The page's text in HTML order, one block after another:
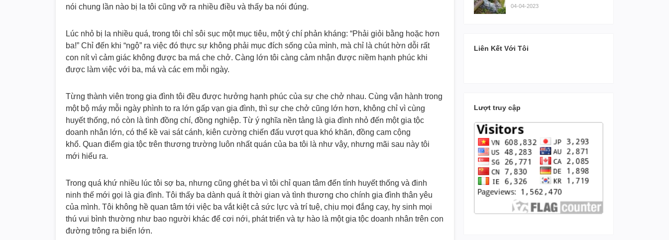
nói chung lần nào bị la tôi cũng vỡ ra nhiều điều và thấy ba nói đúng.
Lúc nhỏ bị la nhiều quá, trong tôi chỉ sôi sục một mục tiêu, một ý chí phản kháng: “Phải giỏi bằng hoặc hơn
ba!” Chỉ đến khi “ngộ” ra việc đó thực sự không phải mục đích sống của mình, mà chỉ là chút hờn dỗi rất
con nít vì cảm giác không được ba má che chở. Càng lớn tôi càng cảm nhận được niềm hạnh phúc khi
được làm việc với ba, má và các em mỗi ngày.
Từng thành viên trong gia đình tôi đều được hưởng hạnh phúc của sự che chở nhau. Cùng vận hành trong
một bộ máy mỗi ngày phình to ra lớn gấp vạn gia đình, thì sự che chở cũng lớn hơn, không chỉ vì cùng
huyết thống, nó còn là tình đồng chí, đồng nghiệp. Từ ý nghĩa nền tảng là gia đình nhỏ đến một gia tộc
doanh nhân lớn, có thể kề vai sát cánh, kiên cường chiến đấu vượt qua khó khăn, đồng cam cộng
khổ. Quan điểm gia tộc trên thương trường luôn nhất quán của ba tôi là như vậy, nhưng mãi sau này tôi
mới hiểu ra.
Trong quá khứ nhiều lúc tôi sợ ba, nhưng cũng ghét ba vì tôi chỉ quan tâm đến tính huyết thống và đinh
ninh thế mới gọi là gia đình. Tôi thấy ba dành quá ít thời gian và tình thương cho chính gia đình thân yêu
của mình. Tôi không hề quan tâm tới việc ba vắt kiệt cả sức lực và trí tuệ, chịu mọi đắng cay, hy sinh mọi
thú vui bình thường như bao người khác để cơi nới, phát triển và tự hào là một gia tộc doanh nhân trên con
đường trông ra biển lớn.
04-04-2023
Liên Kết Với Tôi
Lượt truy cập